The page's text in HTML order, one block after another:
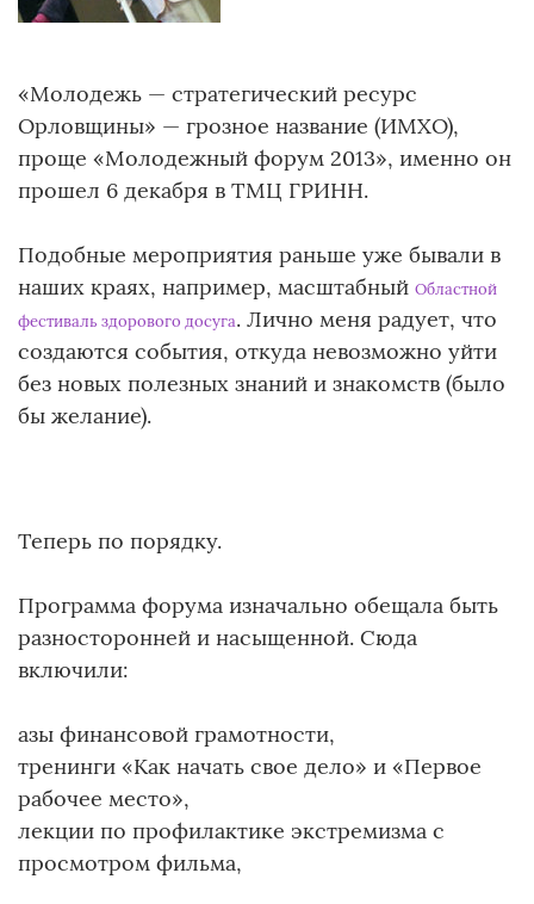
«Молодежь — стратегический ресурс
Орловщины» — грозное название (ИМХО),
проще «Молодежный форум 2013», именно он
прошел 6 декабря в ТМЦ ГРИНН.
Подобные мероприятия раньше уже бывали в
наших краях, например, масштабный Областной
фестиваль здорового досуга. Лично меня радует, что
создаются события, откуда невозможно уйти
без новых полезных знаний и знакомств (было
бы желание).
Теперь по порядку.
Программа форума изначально обещала быть
разносторонней и насыщенной. Сюда
включили:
азы финансовой грамотности,
тренинги «Как начать свое дело» и «Первое
рабочее место»,
лекции по профилактике экстремизма с
просмотром фильма,